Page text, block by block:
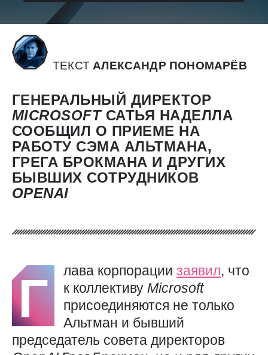
ТЕКСТ АЛЕКСАНДР ПОНОМАРЁВ
ГЕНЕРАЛЬНЫЙ ДИРЕКТОР
MICROSOFT САТЬЯ НАДЕЛЛА
СООБЩИЛ О ПРИЕМЕ НА
РАБОТУ СЭМА АЛЬТМАНА,
ГРЕГА БРОКМАНА И ДРУГИХ
БЫВШИХ СОТРУДНИКОВ
OPENAI
Г лава корпорации заявил, что
к коллективу Microsoft
присоединяются не только
Альтман и бывший
председатель совета директоров